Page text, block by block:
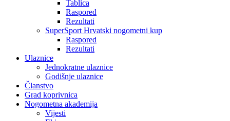
Tablica
Raspored
Rezultati
SuperSport Hrvatski nogometni kup
Raspored
Rezultati
Ulaznice
Jednokratne ulaznice
Godišnje ulaznice
Članstvo
Grad koprivnica
Nogometna akademija
Vijesti